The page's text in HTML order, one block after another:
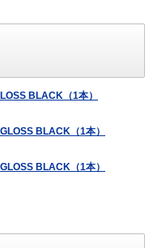
BLACK（1本）
BLACK（1本）
BLACK（1本）